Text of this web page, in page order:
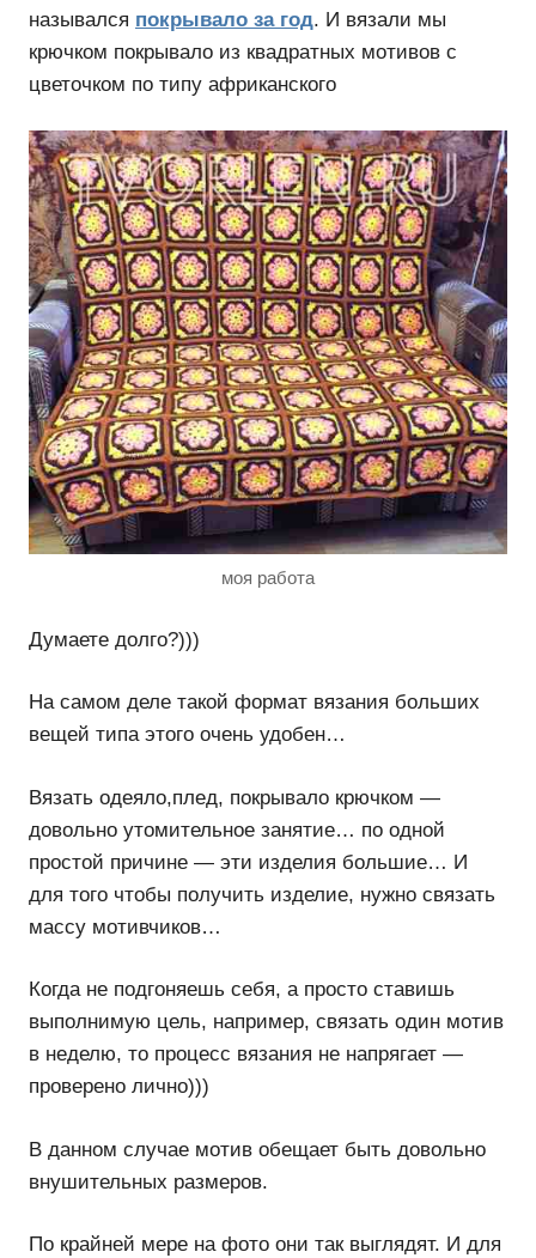
назывался покрывало за год. И вязали мы
крючком покрывало из квадратных мотивов с
цветочком по типу африканского
моя работа
Думаете долго?)))
На самом деле такой формат вязания больших
вещей типа этого очень удобен…
Вязать одеяло,плед, покрывало крючком —
довольно утомительное занятие… по одной
простой причине — эти изделия большие… И
для того чтобы получить изделие, нужно связать
массу мотивчиков…
Когда не подгоняешь себя, а просто ставишь
выполнимую цель, например, связать один мотив
в неделю, то процесс вязания не напрягает —
проверено лично)))
В данном случае мотив обещает быть довольно
внушительных размеров.
По крайней мере на фото они так выглядят. И для